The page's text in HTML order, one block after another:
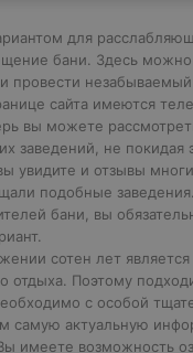
для
бани. Здесь
провести незабываемый
сайта имеются
вы можете
заведений, не покидая
увидите и отзывы
подобные
бани, вы
сотен лет является
отдыха. Поэтому
с особой
самую актуальную
имеете возможность